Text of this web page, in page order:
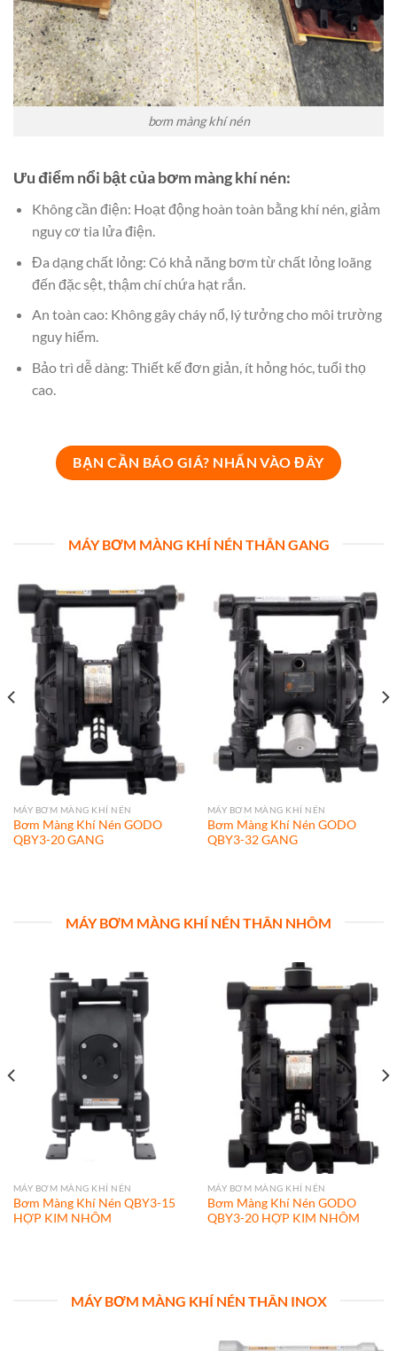
bơm màng khí nén
Ưu điểm nổi bật của bơm màng khí nén:
Không cần điện: Hoạt động hoàn toàn bằng khí nén, giảm
nguy cơ tia lửa điện.
Đa dạng chất lỏng: Có khả năng bơm từ chất lỏng loãng
đến đặc sệt, thậm chí chứa hạt rắn.
An toàn cao: Không gây cháy nổ, lý tưởng cho môi trường
nguy hiểm.
Bảo trì dễ dàng: Thiết kế đơn giản, ít hỏng hóc, tuổi thọ
cao.
BẠN CẦN BÁO GIÁ? NHẤN VÀO ĐÂY
MÁY BƠM MÀNG KHÍ NÉN THÂN GANG
MÁY BƠM MÀNG KHÍ NÉN
Bơm Màng Khí Nén GODO
QBY3-20 GANG
MÁY BƠM MÀNG KHÍ NÉN
Bơm Màng Khí Nén GODO
QBY3-32 GANG
MÁY BƠM MÀNG KHÍ NÉN THÂN NHÔM
MÁY BƠM MÀNG KHÍ NÉN
Bơm Màng Khí Nén QBY3-15
HỢP KIM NHÔM
MÁY BƠM MÀNG KHÍ NÉN
Bơm Màng Khí Nén GODO
QBY3-20 HỢP KIM NHÔM
MÁY BƠM MÀNG KHÍ NÉN THÂN INOX